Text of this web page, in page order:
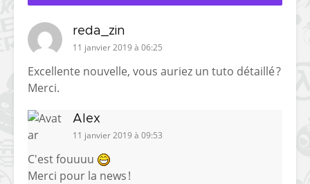
reda_zin
11 janvier 2019 à 06:25
Excellente nouvelle, vous auriez un tuto détaillé ?
Merci.
Alex
11 janvier 2019 à 09:53
C'est fouuuu
Merci pour la news !